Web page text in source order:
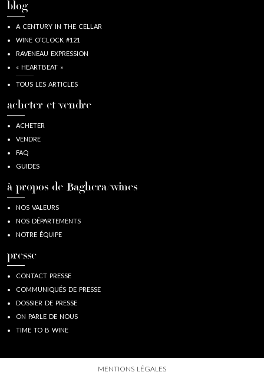
blog
A CENTURY IN THE CELLAR
WINE O’CLOCK #121
RAVENEAU EXPRESSION
« HEARTBEAT »
TOUS LES ARTICLES
acheter et vendre
ACHETER
VENDRE
FAQ
GUIDES
à propos de Baghera/wines
NOS VALEURS
NOS DÉPARTEMENTS
NOTRE ÉQUIPE
presse
CONTACT PRESSE
COMMUNIQUÉS DE PRESSE
DOSSIER DE PRESSE
ON PARLE DE NOUS
TIME TO B WINE
MENTIONS LÉGALES